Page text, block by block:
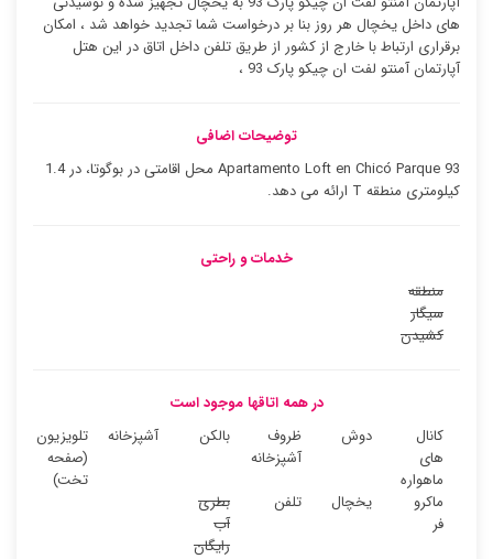
های داخل یخچال هر روز بنا بر درخواست شما تجدید خواهد شد ، امکان
برقراری ارتباط با خارج از کشور از طریق تلفن داخل اتاق در این هتل
آپارتمان آمنتو لفت ان چیکو پارک 93 ،
توضیحات اضافی
Apartamento Loft en Chicó Parque 93 محل اقامتی در بوگوتا، در 1.4
کیلومتری منطقه T ارائه می دهد.
خدمات و راحتی
منطقه
سیگار
کشیدن
در همه اتاقها موجود است
کانال
های
ماهواره
دوش
ظروف
آشپزخانه
بالکن آشپزخانه
تلویزیون
(صفحه
تخت)
ماکرو
فر
یخچال تلفن
بطری
آب
رایگان